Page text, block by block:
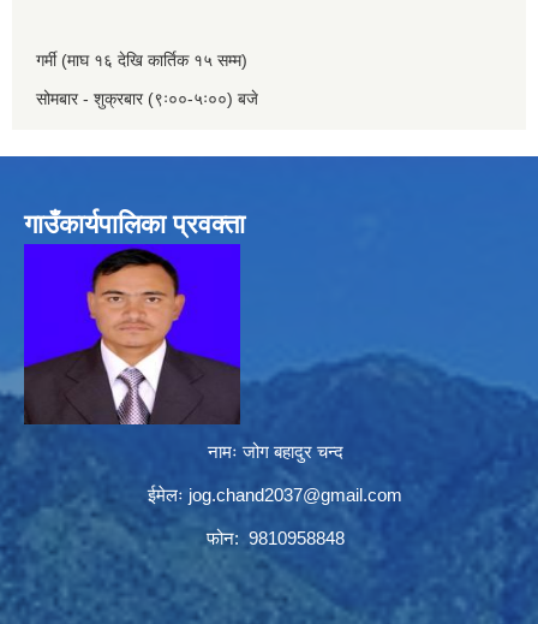
गर्मी (माघ १६ देखि कार्तिक १५ सम्म)
सोमबार - शुक्रबार (९ः००-५ः००) बजे
गाउँकार्यपालिका प्रवक्ता
नामः जोग बहादुर चन्द
ईमेलः jog.chand2037@gmail.com
फोन: 9810958848